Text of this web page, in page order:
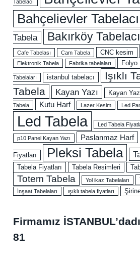
Tabelacı
Bahçelievler Tabelacı
Tabela
Bakırköy Tabelacı
Cafe Tabelası Cam Tabela CNC kesim
Elektronik Tabela Fabrika tabelaları Folyo
Tabelaları istanbul tabelacı Işıklı
Tabela
Kayan Yazı Kayan
Tabela
Kutu Harf Lazer Kesim Led
Led Tabela Led Tabela
p10 Panel Kayan Yazı Paslanmaz Harf
Fiyatları Pleksi Tabela
Tabela Fiyatları Tabela Resimleri
Totem Tabela Yol ikaz Tabelaları
İnşaat Tabelaları ışıklı tabela fiyatları
Firmamız
81